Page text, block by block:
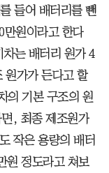
들어 배터리를 뺀
만원이라고 한다
는 배터리 원가 4
원가가 든다고 할
의 기본 구조의 원
, 최종 제조원가
작은 용량의 배터
원 정도라고 쳐보